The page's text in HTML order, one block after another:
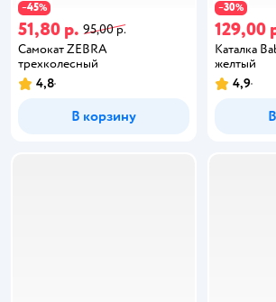
−45%
51,80 р. 95,00 р.
Самокат ZEBRA
трехколесный
4,8
В корзину
−30%
129,00
Каталка
желтый
4,9